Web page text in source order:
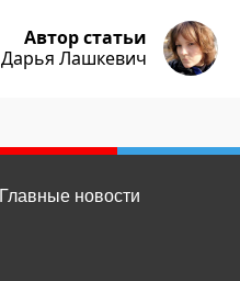
Автор статьи
Дарья Лашкевич
Главные новости